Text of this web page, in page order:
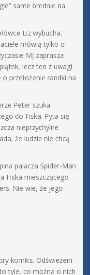
same brednie na
Liz wybucha,
mówią tylko o
MJ zaprasza
lecz ten z uwagi
przełożenie randki na
Peter szuka
do Fiska. Pyta się
nieprzychylne
że ludzie nie chcą
palacza Spider-Man
Fiska mieszczącego
Nie wie, że jego
komiks. Odświeżeni
tyle, co można o nich